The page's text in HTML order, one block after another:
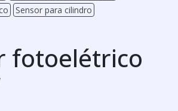
Sensor para cilindro
fotoelétrico